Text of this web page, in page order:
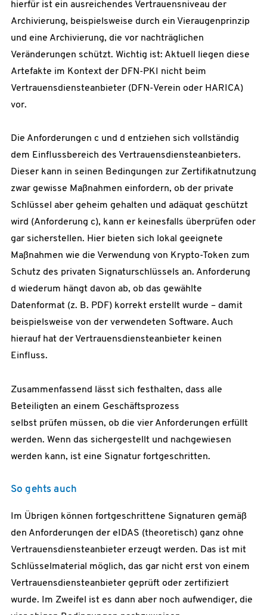
hierfür ist ein ausreichendes Vertrauensniveau der
Archivierung, beispielsweise durch ein Vieraugenprinzip
und eine Archivierung, die vor nachträglichen
Veränderungen schützt. Wichtig ist: Aktuell liegen diese
Artefakte im Kontext der DFN-PKI nicht beim
Vertrauensdiensteanbieter (DFN-Verein oder HARICA)
vor.
Die Anforderungen c und d entziehen sich vollständig
dem Einflussbereich des Vertrauensdiensteanbieters.
Dieser kann in seinen Bedingungen zur Zertifikatnutzung
zwar gewisse Maßnahmen einfordern, ob der private
Schlüssel aber geheim gehalten und adäquat geschützt
wird (Anforderung c), kann er keinesfalls überprüfen oder
gar sicherstellen. Hier bieten sich lokal geeignete
Maßnahmen wie die Verwendung von Krypto-Token zum
Schutz des privaten Signaturschlüssels an. Anforderung
d wiederum hängt davon ab, ob das gewählte
Datenformat (z. B. PDF) korrekt erstellt wurde – damit
beispielsweise von der verwendeten Software. Auch
hierauf hat der Vertrauensdiensteanbieter keinen
Einfluss.
Zusammenfassend lässt sich festhalten, dass alle
Beteiligten an einem Geschäftsprozess
selbst prüfen müssen, ob die vier Anforderungen erfüllt
werden. Wenn das sichergestellt und nachgewiesen
werden kann, ist eine Signatur fortgeschritten.
So gehts auch
Im Übrigen können fortgeschrittene Signaturen gemäß
den Anforderungen der eIDAS (theoretisch) ganz ohne
Vertrauensdiensteanbieter erzeugt werden. Das ist mit
Schlüsselmaterial möglich, das gar nicht erst von einem
Vertrauensdiensteanbieter geprüft oder zertifiziert
wurde. Im Zweifel ist es dann aber noch aufwendiger, die